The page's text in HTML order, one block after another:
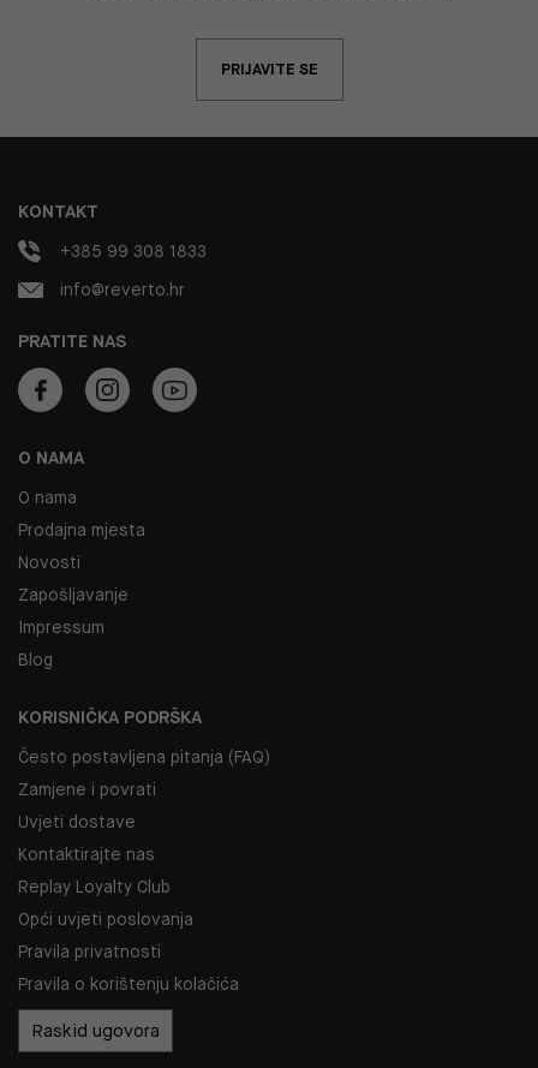
PRIJAVITE SE
O NAMA
O nama
Prodajna mjesta
Novosti
Zapošljavanje
Impressum
Blog
KORISNIČKA PODRŠKA
Često postavljena pitanja (FAQ)
Zamjene i povrati
Uvjeti dostave
Kontaktirajte nas
Replay Loyalty Club
Opći uvjeti poslovanja
Pravila privatnosti
Pravila o korištenju kolačića
Raskid ugovora
PRATITE NAS
KONTAKT
+385 99 308 1833
info@reverto.hr